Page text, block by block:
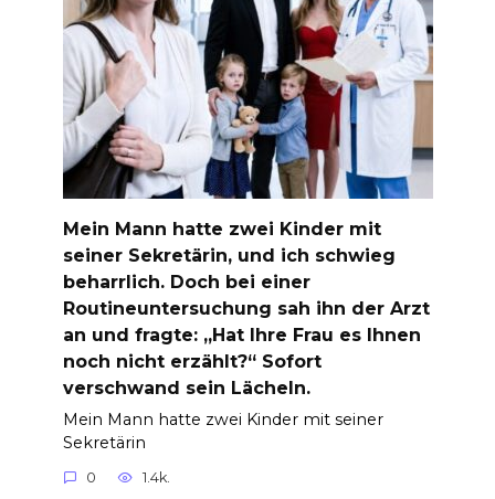
Mein Mann hatte zwei Kinder mit
seiner Sekretärin, und ich schwieg
beharrlich. Doch bei einer
Routineuntersuchung sah ihn der Arzt
an und fragte: „Hat Ihre Frau es Ihnen
noch nicht erzählt?“ Sofort
verschwand sein Lächeln.
Mein Mann hatte zwei Kinder mit seiner
Sekretärin
0 1.4k.